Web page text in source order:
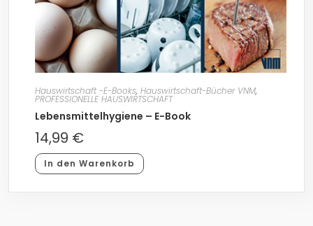
Hauswirtschaft -E-Books, Hauswirtschaft-Bücher VNM,
PROFESSIONELLE HAUSWIRTSCHAFT
Lebensmittelhygiene – E-Book
14,99 €
In den Warenkorb